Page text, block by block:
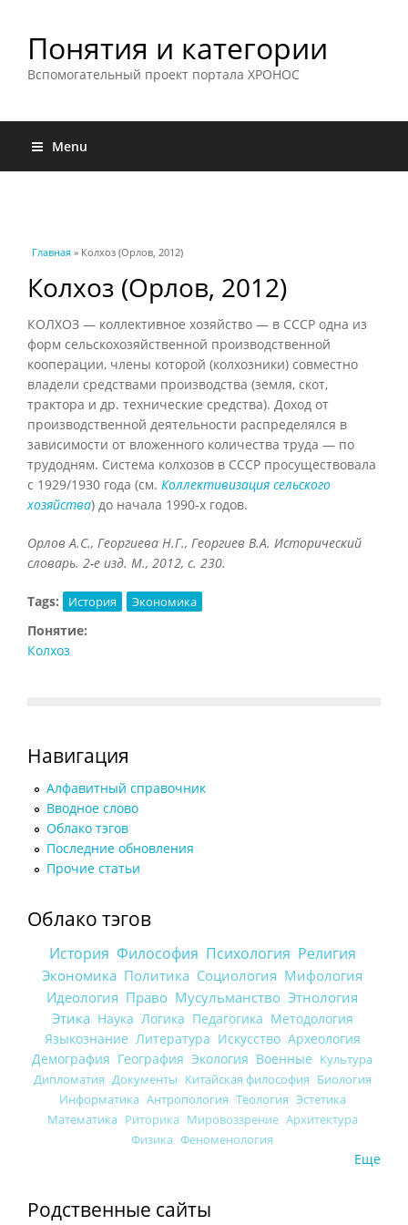
Понятия и категории
Вспомогательный проект портала ХРОНОС
Menu
Вы здесь
Главная » Колхоз (Орлов, 2012)
Колхоз (Орлов, 2012)
КОЛХОЗ — коллективное хозяйство — в СССР одна из
форм сельскохозяйственной производственной
кооперации, члены которой (колхозники) совместно
владели средствами производства (земля, скот,
трактора и др. технические средства). Доход от
производственной деятельности распределялся в
зависимости от вложенного количества труда — по
трудодням. Система колхозов в СССР просуществовала
с 1929/1930 года (см. Коллективизация сельского
хозяйства) до начала 1990-х годов.
Орлов А.С., Георгиева Н.Г., Георгиев В.А. Исторический
словарь. 2-е изд. М., 2012, с. 230.
Tags: История Экономика
Понятие:
Колхоз
Навигация
Алфавитный справочник
Вводное слово
Облако тэгов
Последние обновления
Прочие статьи
Облако тэгов
История Философия Психология Религия
Экономика Политика Социология Мифология
Идеология Право Мусульманство Этнология
Этика Наука Логика Педагогика Методология
Языкознание Литература Искусство Археология
Демография География Экология Военные Культура
Дипломатия Документы Китайская философия Биология
Информатика Антропология Теология Эстетика
Математика Риторика Мировоззрение Архитектура
Физика Феноменология
Еще
Родственные сайты